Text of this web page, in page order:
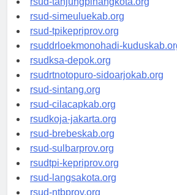
rsud-tanjungpinangkota.org
rsud-simeuluekab.org
rsud-tpikepriprov.org
rsuddrloekmonohadi-kuduskab.org
rsudksa-depok.org
rsudrtnotopuro-sidoarjokab.org
rsud-sintang.org
rsud-cilacapkab.org
rsudkoja-jakarta.org
rsud-brebeskab.org
rsud-sulbarprov.org
rsudtpi-kepriprov.org
rsud-langsakota.org